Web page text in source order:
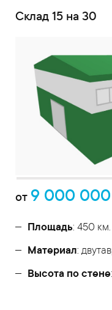
Склад 15 на 30
от 9 000 000
Площадь: 450
Материал:
Высота по стене